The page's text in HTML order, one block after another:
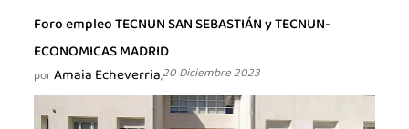
Foro empleo TECNUN SAN SEBASTIÁN y TECNUN-
ECONOMICAS MADRID
porAmaia Echeverria,20 Diciembre 2023